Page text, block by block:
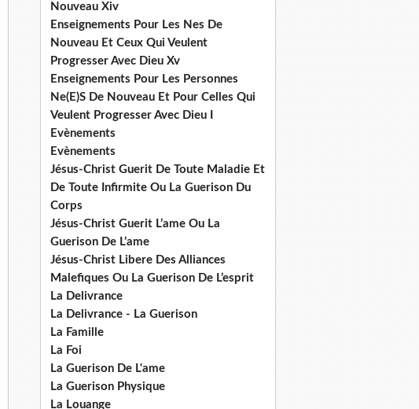
Nouveau Xiv
Enseignements Pour Les Nes De
Nouveau Et Ceux Qui Veulent
Progresser Avec Dieu Xv
Enseignements Pour Les Personnes
Ne(E)S De Nouveau Et Pour Celles Qui
Veulent Progresser Avec Dieu I
Evènements
Evènements
Jésus-Christ Guerit De Toute Maladie Et
De Toute Infirmite Ou La Guerison Du
Corps
Jésus-Christ Guerit L’ame Ou La
Guerison De L’ame
Jésus-Christ Libere Des Alliances
Malefiques Ou La Guerison De L’esprit
La Delivrance
La Delivrance - La Guerison
La Famille
La Foi
La Guerison De L'ame
La Guerison Physique
La Louange